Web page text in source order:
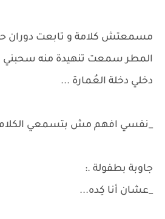
مسمعتش كلامة و تابعت دوران
المطر سمعت تنهيدة منه سحبني
دخلي دخلة العُمارة ...
_نفسي افهم مش بتسمعي الكلام
جاوبة بطفولة .:
_عشان أنا كِده...